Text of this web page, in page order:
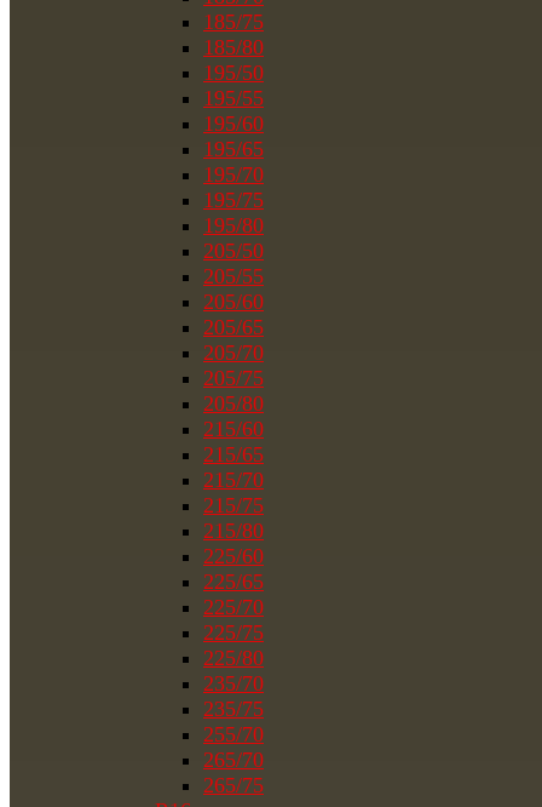
185/75
185/80
195/50
195/55
195/60
195/65
195/70
195/75
195/80
205/50
205/55
205/60
205/65
205/70
205/75
205/80
215/60
215/65
215/70
215/75
215/80
225/60
225/65
225/70
225/75
225/80
235/70
235/75
255/70
265/70
265/75